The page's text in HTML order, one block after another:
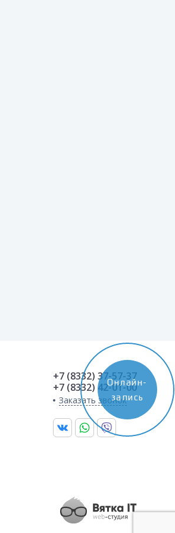
+7 (8332) 37-57-37
+7 (8332) 42-01-00
Заказать звонок
Онлайн-
запись